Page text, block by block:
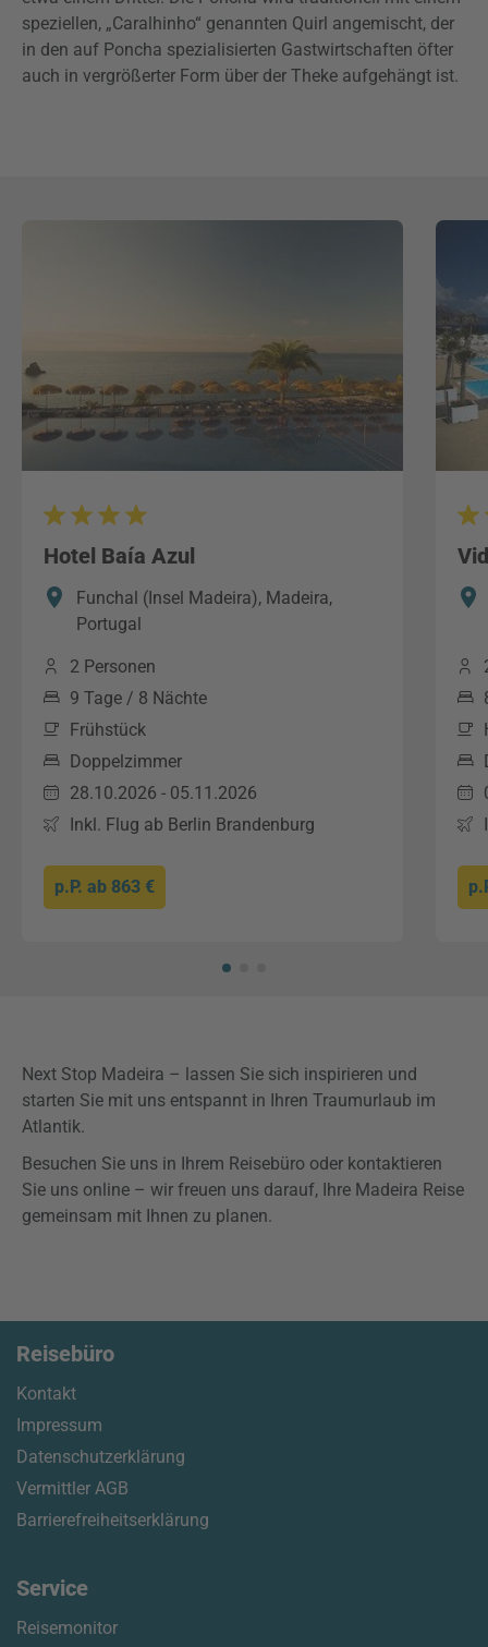
speziellen, „Caralhinho“ genannten Quirl angemischt, der
in den auf Poncha spezialisierten Gastwirtschaften öfter
auch in vergrößerter Form über der Theke aufgehängt ist.
Hotel Baía Azul
Funchal (Insel Madeira), Madeira,
Portugal
2 Personen
9 Tage / 8 Nächte
Frühstück
Doppelzimmer
28.10.2026 - 05.11.2026
Inkl. Flug ab Berlin Brandenburg
p.P. ab 863 €
Next Stop Madeira – lassen Sie sich inspirieren und
starten Sie mit uns entspannt in Ihren Traumurlaub im
Atlantik.
Besuchen Sie uns in Ihrem Reisebüro oder kontaktieren
Sie uns online – wir freuen uns darauf, Ihre Madeira Reise
gemeinsam mit Ihnen zu planen.
Reisebüro
Kontakt
Impressum
Datenschutzerklärung
Vermittler AGB
Barrierefreiheitserklärung
Service
Reisemonitor